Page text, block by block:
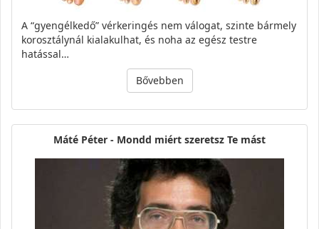
A “gyengélkedő” vérkeringés nem válogat, szinte bármely
korosztálynál kialakulhat, és noha az egész testre
hatással…
Bővebben
Máté Péter - Mondd miért szeretsz Te mást